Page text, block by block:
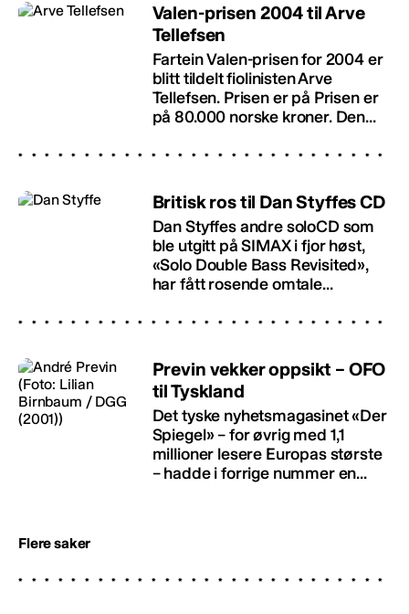
Valen-prisen 2004 til Arve
Tellefsen
Fartein Valen-prisen for 2004 er
blitt tildelt fiolinisten Arve
Tellefsen. Prisen er på Prisen er
på 80.000 norske kroner. Den...
Britisk ros til Dan Styffes CD
Dan Styffes andre soloCD som
ble utgitt på SIMAX i fjor høst,
«Solo Double Bass Revisited»,
har fått rosende omtale...
Previn vekker oppsikt – OFO
til Tyskland
Det tyske nyhetsmagasinet «Der
Spiegel» – for øvrig med 1,1
millioner lesere Europas største
– hadde i forrige nummer en...
Flere saker